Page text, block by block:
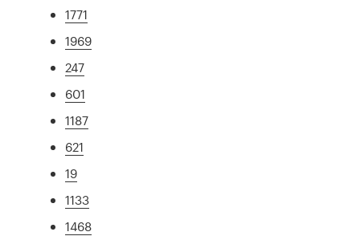
1771
1969
247
601
1187
621
19
1133
1468